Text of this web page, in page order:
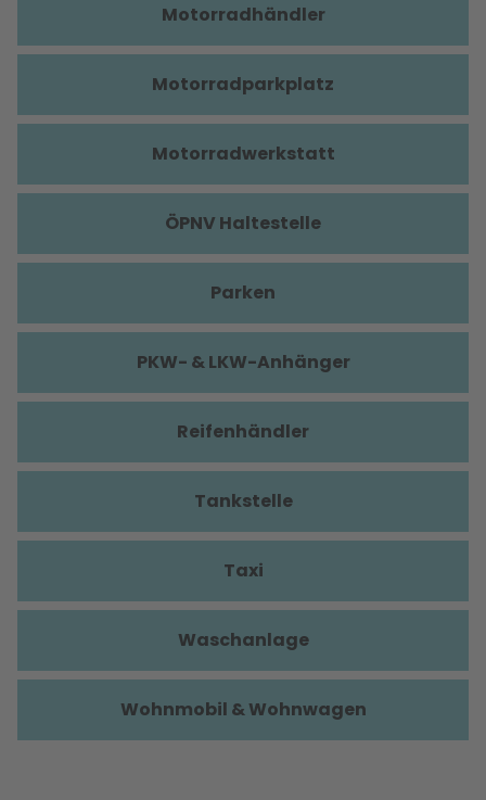
Motorradhändler
Motorradparkplatz
Motorradwerkstatt
ÖPNV Haltestelle
Parken
PKW- & LKW-Anhänger
Reifenhändler
Tankstelle
Taxi
Waschanlage
Wohnmobil & Wohnwagen